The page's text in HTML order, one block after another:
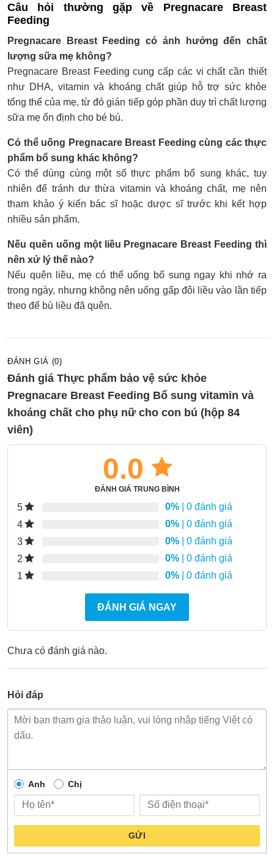
Câu hỏi thường gặp về Pregnacare Breast
Feeding
Pregnacare Breast Feeding có ảnh hưởng đến chất
lượng sữa mẹ không?
Pregnacare Breast Feeding cung cấp các vi chất cần thiết
như DHA, vitamin và khoáng chất giúp hỗ trợ sức khỏe
tổng thể của mẹ, từ đó gián tiếp góp phần duy trì chất lượng
sữa mẹ ổn định cho bé bú.
Có thể uống Pregnacare Breast Feeding cùng các thực
phẩm bổ sung khác không?
Có thể dùng cùng một số thực phẩm bổ sung khác, tuy
nhiên để tránh dư thừa vitamin và khoáng chất, mẹ nên
tham khảo ý kiến bác sĩ hoặc dược sĩ trước khi kết hợp
nhiều sản phẩm.
Nếu quên uống một liều Pregnacare Breast Feeding thì
nên xử lý thế nào?
Nếu quên liều, mẹ có thể uống bổ sung ngay khi nhớ ra
trong ngày, nhưng không nên uống gấp đôi liều vào lần tiếp
theo để bù liều đã quên.
ĐÁNH GIÁ (0)
Đánh giá Thực phẩm bảo vệ sức khỏe
Pregnacare Breast Feeding Bổ sung vitamin và
khoáng chất cho phụ nữ cho con bú (hộp 84
viên)
0.0
ĐÁNH GIÁ TRUNG BÌNH
5 0% | 0 đánh giá
4
0% | 0 đánh giá
3
0% | 0 đánh giá
2
0% | 0 đánh giá
1
0% | 0 đánh giá
ĐÁNH GIÁ NGAY
Chưa có đánh giá nào.
Hỏi đáp
Anh Chị
GỬI